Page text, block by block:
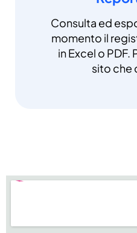
Consulta ed
momento il
in Excel o PDF.
sito che